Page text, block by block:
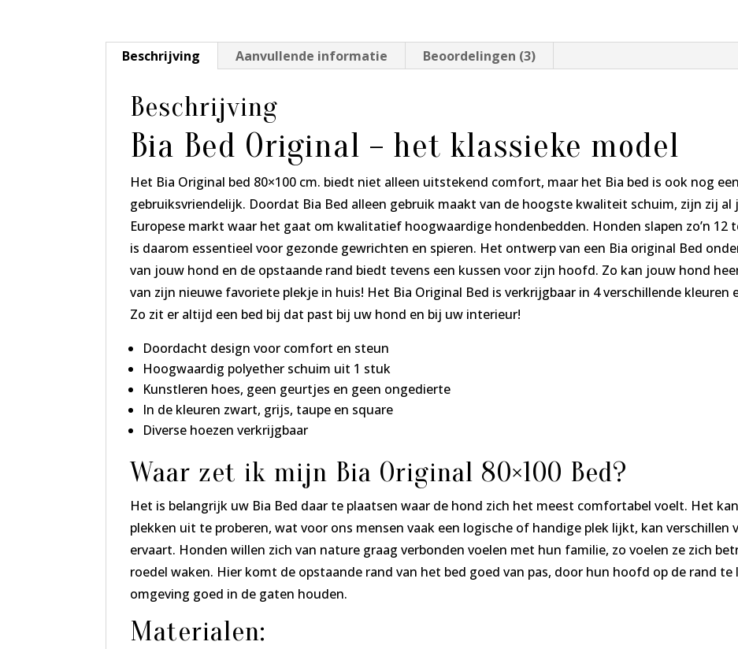
Beschrijving Aanvullende informatie Beoordelingen (3)
Beschrijving
Bia Bed Original – het klassieke model
Het Bia Original bed 80×100 cm. biedt niet alleen uitstekend comfort, maar het Bia bed is ook nog
gebruiksvriendelijk. Doordat Bia Bed alleen gebruik maakt van de hoogste kwaliteit schuim, zijn zij
Europese markt waar het gaat om kwalitatief hoogwaardige hondenbedden. Honden slapen zo’n 12
is daarom essentieel voor gezonde gewrichten en spieren. Het ontwerp van een Bia original Bed
van jouw hond en de opstaande rand biedt tevens een kussen voor zijn hoofd. Zo kan jouw hond
van zijn nieuwe favoriete plekje in huis! Het Bia Original Bed is verkrijgbaar in 4 verschillende
Zo zit er altijd een bed bij dat past bij uw hond en bij uw interieur!
Doordacht design voor comfort en steun
Hoogwaardig polyether schuim uit 1 stuk
Kunstleren hoes, geen geurtjes en geen ongedierte
In de kleuren zwart, grijs, taupe en square
Diverse hoezen verkrijgbaar
Waar zet ik mijn Bia Original 80×100 Bed?
Het is belangrijk uw Bia Bed daar te plaatsen waar de hond zich het meest comfortabel voelt. Het
plekken uit te proberen, wat voor ons mensen vaak een logische of handige plek lijkt, kan
ervaart. Honden willen zich van nature graag verbonden voelen met hun familie, zo voelen ze zich
roedel waken. Hier komt de opstaande rand van het bed goed van pas, door hun hoofd op de rand
omgeving goed in de gaten houden.
Materialen: